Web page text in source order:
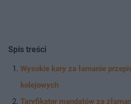
Spis treści
Wysokie kary za łamanie
kolejowych
Taryfikator mandatów za